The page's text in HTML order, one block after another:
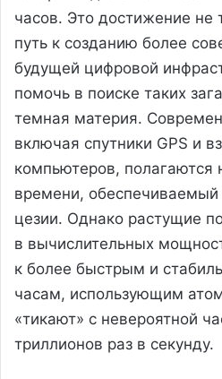
часов. Это достижение не
путь к созданию более
будущей цифровой
помочь в поиске таких
темная материя.
включая спутники GPS и
компьютеров, полагаются
времени,
цезии. Однако растущие
в вычислительных
к более быстрым и
часам, использующим
«тикают» с невероятной
триллионов раз в секунду.